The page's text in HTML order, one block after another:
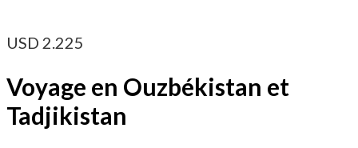
USD 2.225
Voyage en Ouzbékistan et
Tadjikistan